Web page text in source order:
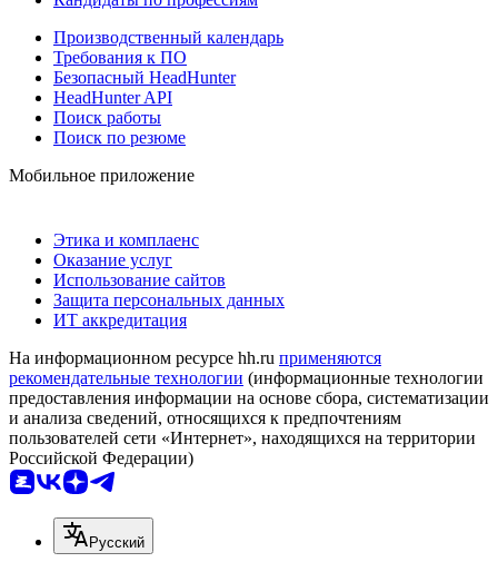
Производственный календарь
Требования к ПО
Безопасный HeadHunter
HeadHunter API
Поиск работы
Поиск по резюме
Мобильное приложение
Этика и комплаенс
Оказание услуг
Использование сайтов
Защита персональных данных
ИТ аккредитация
На информационном ресурсе hh.ru применяются
рекомендательные технологии (информационные технологии
предоставления информации на основе сбора, систематизации
и анализа сведений, относящихся к предпочтениям
пользователей сети «Интернет», находящихся на территории
Российской Федерации)
Русский